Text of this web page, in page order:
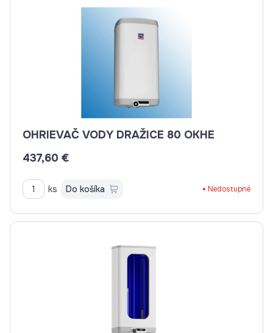
OHRIEVAČ VODY DRAŽICE 80 OKHE
437,60 €
ks Do košíka Nedostupné